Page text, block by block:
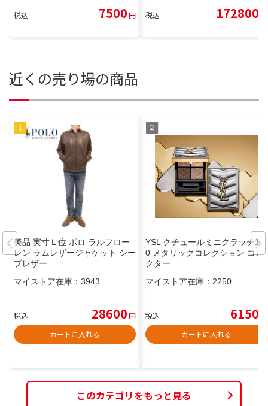
税込 7500円 税込 172800
近くの売り場の商品
美品 実寸Ｌ位 ポロ ラルフロー
レン ラムレザージャケット シー
プレザー
マイストア在庫： 3943
税込 28600円
カートに入れる
YSL クチュールミニクラッチ10
0 メタリックコレクション コレ
クター
マイストア在庫： 2250
税込 6150
カートに入れる
このカテゴリをもっと見る